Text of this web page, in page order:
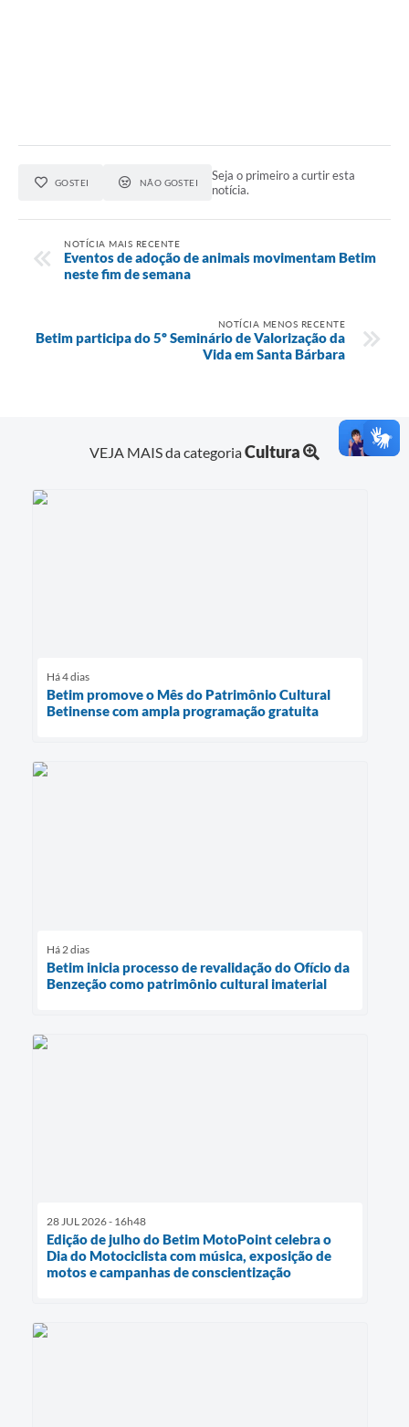
GOSTEI NÃO GOSTEI
Seja o primeiro a curtir esta
notícia.
NOTÍCIA MAIS RECENTE
Eventos de adoção de animais movimentam Betim
neste fim de semana
NOTÍCIA MENOS RECENTE
Betim participa do 5º Seminário de Valorização da
Vida em Santa Bárbara
VEJA MAIS da categoriaCultura
Há 4 dias
Betim promove o Mês do Patrimônio Cultural
Betinense com ampla programação gratuita
Há 2 dias
Betim inicia processo de revalidação do Ofício da
Benzeção como patrimônio cultural imaterial
28 JUL 2026 - 16h48
Edição de julho do Betim MotoPoint celebra o
Dia do Motociclista com música, exposição de
motos e campanhas de conscientização